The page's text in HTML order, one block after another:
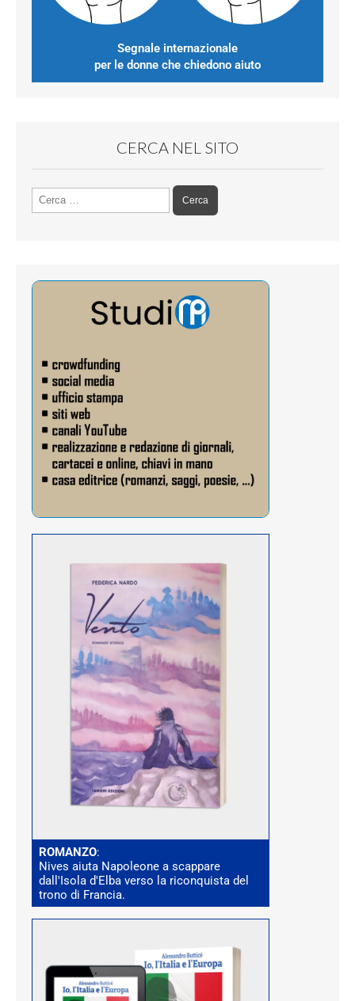
Segnale internazionale
per le donne che chiedono aiuto
CERCA NEL SITO
ROMANZO:
Nives aiuta Napoleone a scappare
dall'Isola d'Elba verso la riconquista del
trono di Francia.